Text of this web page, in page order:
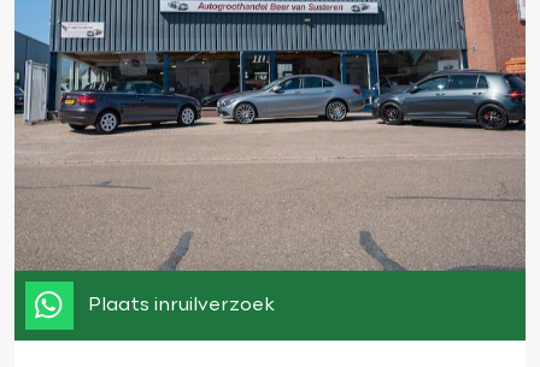
Plaats inruilverzoek